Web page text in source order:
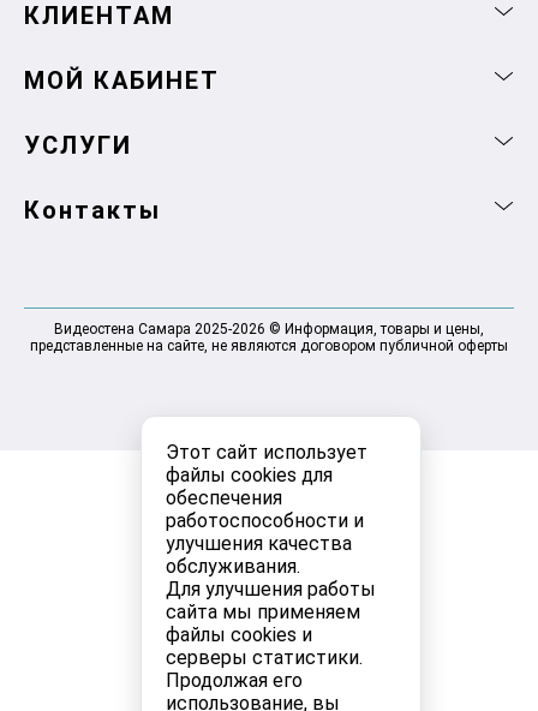
Этот сайт использует
файлы cookies для
обеспечения
работоспособности и
улучшения качества
обслуживания.
Для улучшения работы
сайта мы применяем
файлы cookies и
серверы статистики.
Продолжая его
использование, вы
КЛИЕНТАМ
МОЙ КАБИНЕТ
УСЛУГИ
Контакты
Видеостена Самара 2025-2026 © Информация, товары и цены,
представленные на сайте, не являются договором публичной оферты